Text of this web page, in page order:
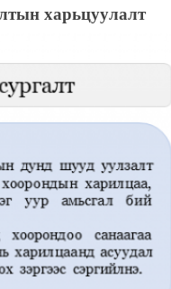
харьцуулалт